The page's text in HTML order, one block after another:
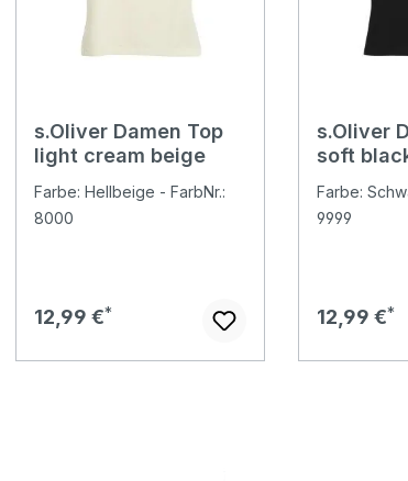
s.Oliver Damen Top
light cream beige
Farbe: Hellbeige - FarbNr.:
8000
Regulärer Preis:
12,99 €
s.Oliver
soft
Farbe:
9999
Regulärer
12,99 €